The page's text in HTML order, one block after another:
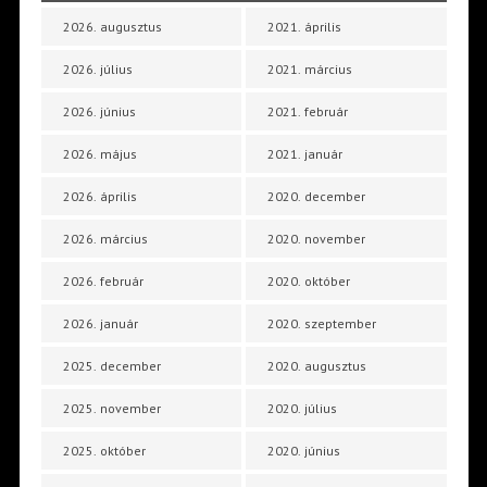
2026. augusztus
2026. július
2026. június
2026. május
2026. április
2026. március
2026. február
2026. január
2025. december
2025. november
2025. október
2021. április
2021. március
2021. február
2021. január
2020. december
2020. november
2020. október
2020. szeptember
2020. augusztus
2020. július
2020. június